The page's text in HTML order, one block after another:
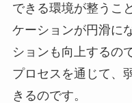
できる環境が整うこ
ケーションが円滑に
ションも向上するの
プロセスを通じて、
きるのです。